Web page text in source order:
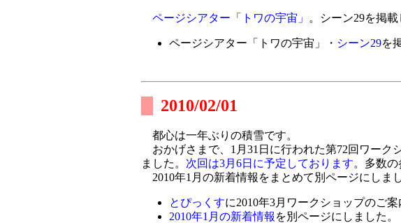
ページシアター「トワの宇宙」 。シーン29を掲
ページシアター「トワの宇宙」・ シーン29を
2010/02/01
都心は一年ぶりの積雪です。
おかげさまで、1月31日に行われた第72回ワーク
ました。 次回は3月6日に予定しております。多数の
2010年1月の新着情報をまとめて別ページにしまし
とぴっくすに2010年3月ワークショップのご案
2010年1月の新着情報 を別ページにしました。